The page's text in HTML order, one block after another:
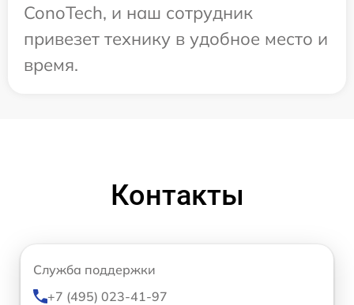
ConoTech, и наш сотрудник
привезет технику в удобное место и
время.
Контакты
Служба поддержки
+7 (495) 023-41-97